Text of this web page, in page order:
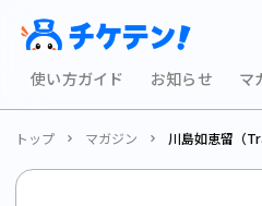
使い方ガイド お知らせ マ
トップ マガジン